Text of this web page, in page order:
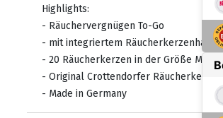
Highlights:
- Räuchervergnügen To-Go
- mit integriertem Räucherkerzenhalter
- 20 Räucherkerzen in der Größe M
- Original Crottendorfer Räucherkerzen
- Made in Germany